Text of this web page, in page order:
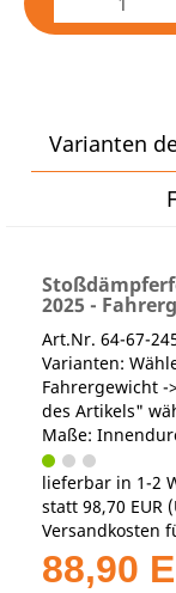
Varianten
2025 -
Art.Nr. 64-67-
Varianten:
Fahrergewicht -
des Artikels"
Maße:
lieferbar in 1-2
statt 98,70 EUR (
Versandkosten
88,90